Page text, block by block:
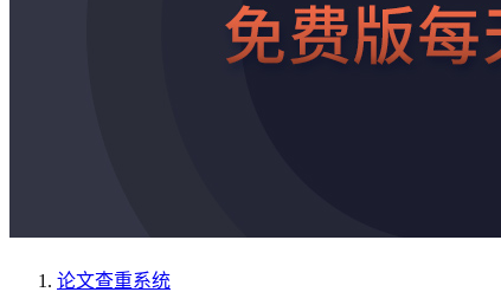
论文查重系统